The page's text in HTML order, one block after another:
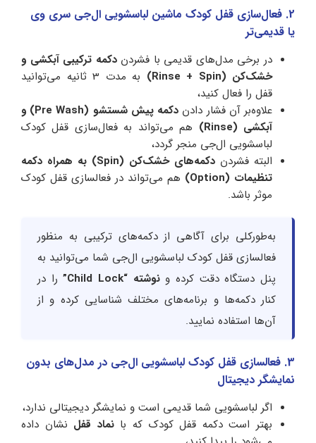
2. فعال‌سازی قفل کودک ماشین لباسشویی ال‌جی سری وی
یا قدیمی‌تر
در برخی مدل‌های قدیمی با فشردندکمه‌ ترکیبی آبکشی و
خشک‌کن (Rinse + Spin)
به مدت 3 ثانیه می‌توانید
قفل را فعال کنید،
علاوه‌بر آن فشار دادن
دکمه پیش شستشو (Pre Wash) و
آبکشی (Rinse)
هم می‌تواند به فعال‌سازی قفل کودک
لباسشویی ال‌جی منجر گردد،
البته فشردن
دکمه‌های خشک‌کن (Spin) به همراه دکمه
تنظیمات (Option)
هم می‌تواند در فعالسازی قفل کودک
موثر باشد.
به‌طورکلی برای آگاهی از دکمه‌های ترکیبی به منظور
فعالسازی قفل کودک لباسشویی ال‌جی شما می‌توانید به
پنل دستگاه دقت کرده ونوشته “Child Lock”
را در
کنار دکمه‌ها و برنامه‌های مختلف شناسایی کرده و از
آن‌ها استفاده نمایید.
3. فعالسازی قفل کودک لباسشویی ال‌جی در مدل‌های بدون
نمایشگر دیجیتال
اگر لباسشویی شما قدیمی است و نمایشگر دیجیتالی ندارد،
بهتر است دکمه قفل کودک که بانماد قفل نشان داده